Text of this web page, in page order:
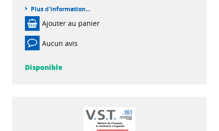
Plus d'information...
Ajouter au panier
Aucun avis
Disponible